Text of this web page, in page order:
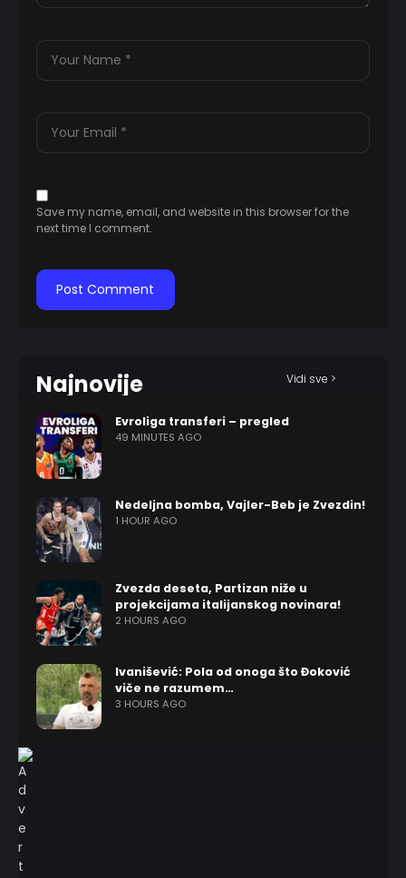
Save my name, email, and website in this browser for the
next time I comment.
Najnovije Vidi sve >
Evroliga transferi – pregled
49 MINUTES AGO
Nedeljna bomba, Vajler-Beb je Zvezdin!
1 HOUR AGO
Zvezda deseta, Partizan niže u
projekcijama italijanskog novinara!
2 HOURS AGO
Ivanišević: Pola od onoga što Đoković
viče ne razumem…
3 HOURS AGO